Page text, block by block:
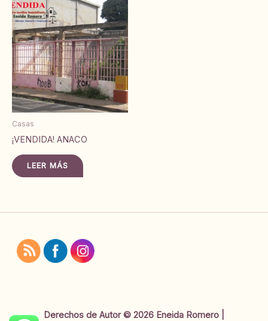
Casas
¡VENDIDA! ANACO
LEER MÁS
Derechos de Autor © 2026 Eneida Romero |